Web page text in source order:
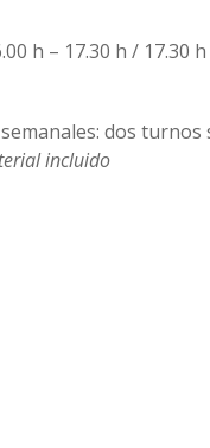
h – 17.30 h / 17.30 h
dos
incluido